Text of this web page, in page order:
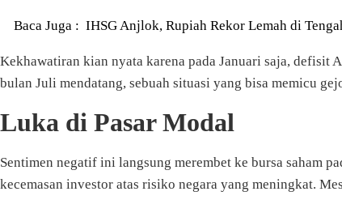
Baca Juga : IHSG Anjlok, Rupiah Rekor Lemah di
Kekhawatiran kian nyata karena pada Januari saja, defisit
bulan Juli mendatang, sebuah situasi yang bisa memicu
Luka di Pasar Modal
Sentimen negatif ini langsung merembet ke bursa saham
kecemasan investor atas risiko negara yang meningkat.